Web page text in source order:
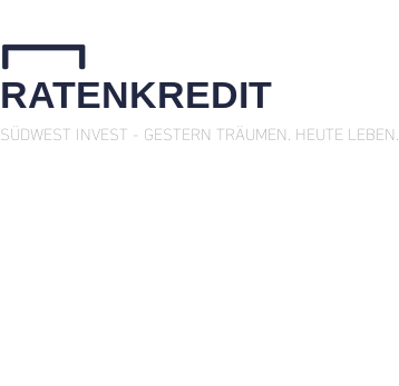
RATENKREDIT
SÜDWEST INVEST - GESTERN TRÄUMEN. HEUTE LEBEN.